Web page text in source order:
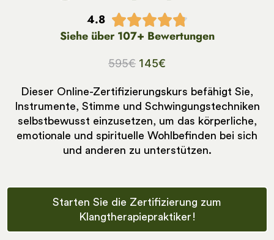
4.8 
Siehe über 107+ Bewertungen
595€ 145€
Dieser Online-Zertifizierungskurs befähigt Sie,
Instrumente, Stimme und Schwingungstechniken
selbstbewusst einzusetzen, um das körperliche,
emotionale und spirituelle Wohlbefinden bei sich
und anderen zu unterstützen.
Starten Sie die Zertifizierung zum
Klangtherapiepraktiker!